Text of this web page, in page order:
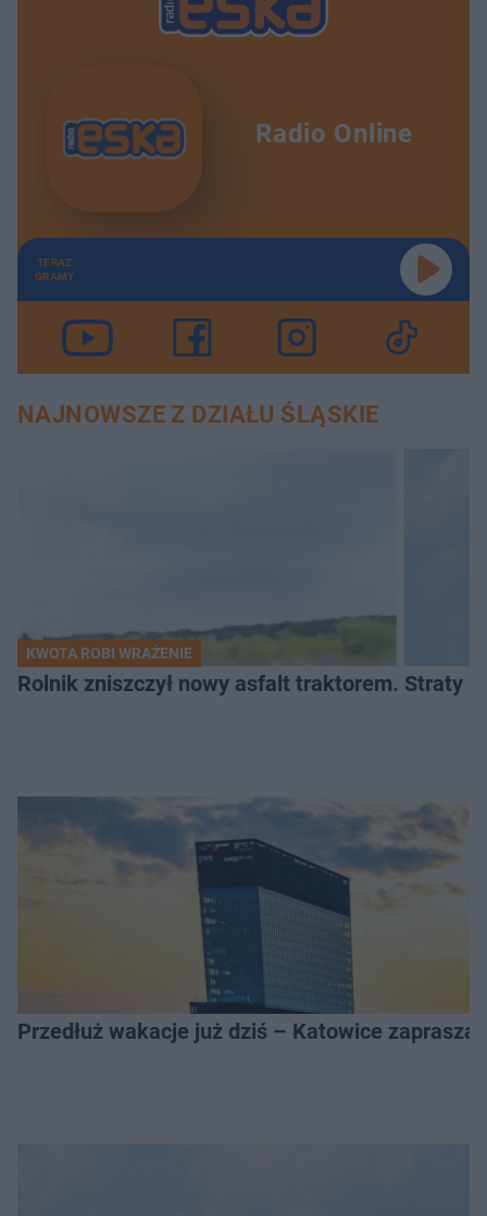
Radio Online
TERAZ
GRAMY
NAJNOWSZE Z DZIAŁU ŚLĄSKIE
KWOTA ROBI WRAŻENIE
Rolnik zniszczył nowy asfalt traktorem. Straty
Przedłuż wakacje już dziś – Katowice